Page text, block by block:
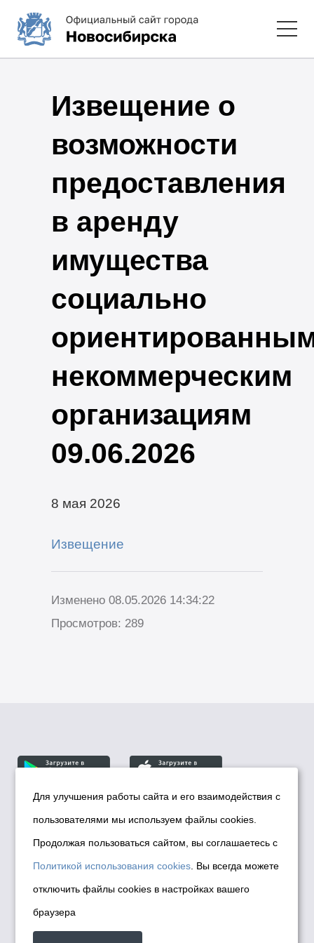
Извещение о
возможности
предоставления
в аренду
имущества
социально
некоммерческим
организациям
09.06.2026
8 мая 2026
Извещение
Изменено 08.05.2026 14:34:22
Просмотров: 289
© Департамент информационной политики мэрии
города Новосибирска, 2026
Политика использования Cookies
Политика по обработке персональных
данных в информационных системах
мэрии города Новосибирска
Для улучшения работы сайта и его взаимодействия с
пользователями мы используем файлы cookies.
Продолжая пользоваться сайтом, вы соглашаетесь с
Политикой использования cookies . Вы всегда можете
отключить файлы cookies в настройках вашего
браузера